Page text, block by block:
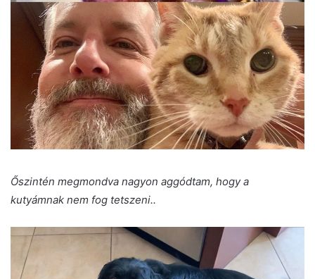
Őszintén megmondva nagyon aggódtam, hogy a
kutyámnak nem fog tetszeni..